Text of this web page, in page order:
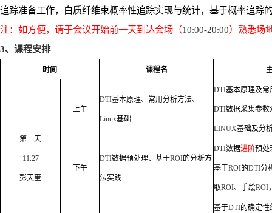
追踪准备工作，白质纤维束概率性追踪实现与统计， 基于概率追踪
注：如方便，请于会议开始前一天到达会场（10:00-20:00）熟悉场
3、课程安排
时间 课程名
第一天
11.27
彭天奎
上午
DTI基本原理、常用分析方法、
Linux基础
DTI基本原理及常
DTI数据采集参数
LINUX基础及分
下午
DTI数据预处理、基于ROI的分析方
法实践
DTI数据进阶预处
基于ROI的DTI分
取ROI、手绘ROI
基于DTI的确定性